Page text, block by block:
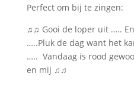
Perfect om bij te zingen:
♫♫ Gooi de loper uit …..
…..Pluk de dag want het
….. Vandaag is rood
en mij ♫♫